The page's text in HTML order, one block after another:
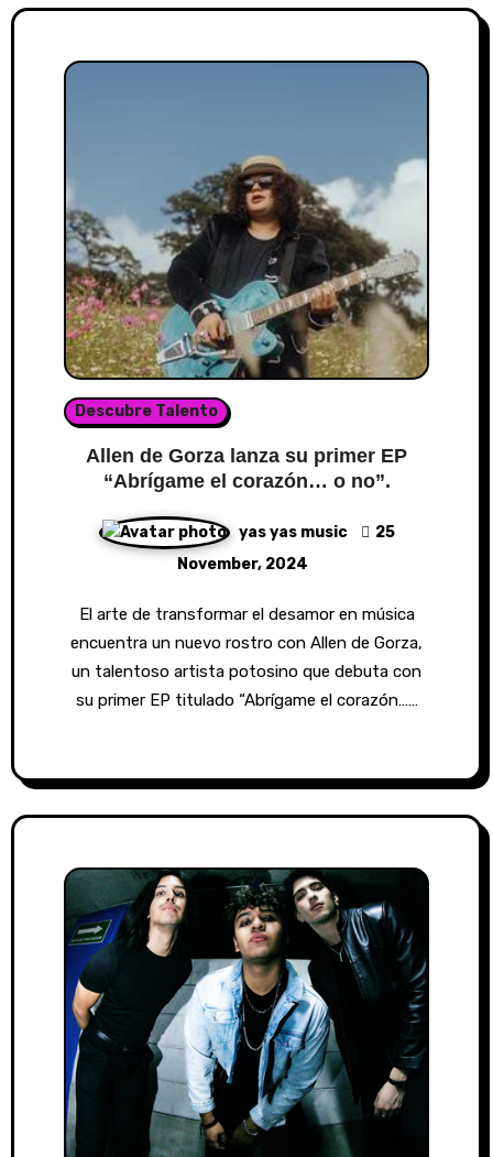
Descubre Talento
Allen de Gorza lanza su primer EP
“Abrígame el corazón… o no”.
yas yas music
25
November, 2024
El arte de transformar el desamor en música
encuentra un nuevo rostro con Allen de Gorza,
un talentoso artista potosino que debuta con
su primer EP titulado “Abrígame el corazón……